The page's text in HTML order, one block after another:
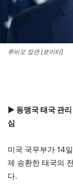
루비오 장관 [로이터]
▶ 동맹국 태국 관
심
미국 국무부가 14
제 송환한 태국의
다.